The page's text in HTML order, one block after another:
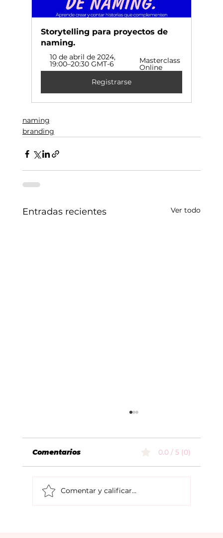
Storytelling para proyectos de
naming.
10 de abril de 2024,
19:00–20:30 GMT-6 Masterclass
Online
Registrarse
naming
branding
Entradas recientes Ver todo
Comentarios 0.0 / 5 (0)
Comentar y calificar...